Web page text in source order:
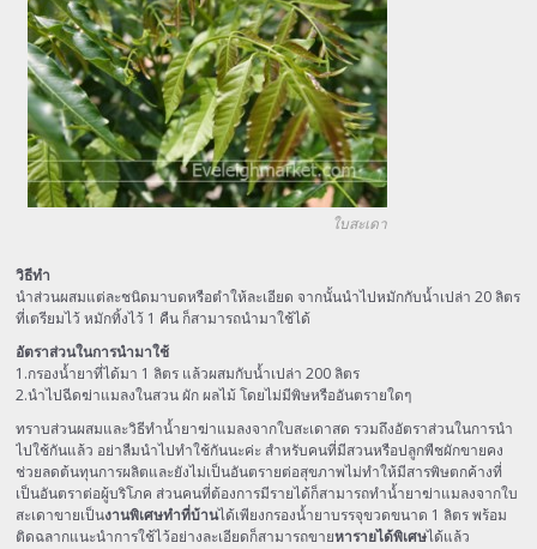
ใบสะเดา
วิธีทำ
นำส่วนผสมแต่ละชนิดมาบดหรือตำให้ละเอียด จากนั้นนำไปหมักกับน้ำเปล่า 20 ลิตร
ที่เตรียมไว้ หมักทิ้งไว้ 1 คืน ก็สามารถนำมาใช้ได้
อัตราส่วนในการนำมาใช้
1.กรองน้ำยาที่ได้มา 1 ลิตร แล้วผสมกับน้ำเปล่า 200 ลิตร
2.นำไปฉีดฆ่าแมลงในสวน ผัก ผลไม้ โดยไม่มีพิษหรืออันตรายใดๆ
ทราบส่วนผสมและวิธีทำน้ำยาฆ่าแมลงจากใบสะเดาสด รวมถึงอัตราส่วนในการนำ
ไปใช้กันแล้ว อย่าลืมนำไปทำใช้กันนะค่ะ สำหรับคนที่มีสวนหรือปลูกพืชผักขายคง
ช่วยลดต้นทุนการผลิตและยังไม่เป็นอันตรายต่อสุขภาพไม่ทำให้มีสารพิษตกค้างที่
เป็นอันตราต่อผู้บริโภค ส่วนคนที่ต้องการมีรายได้ก็สามารถทำน้ำยาฆ่าแมลงจากใบ
สะเดาขายเป็นงานพิเศษทำที่บ้านได้เพียงกรองน้ำยาบรรจุขวดขนาด 1 ลิตร พร้อม
ติดฉลากแนะนำการใช้ไว้อย่างละเอียดก็สามารถขายหารายได้พิเศษได้แล้ว